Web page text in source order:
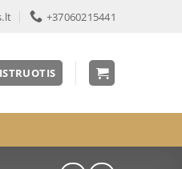
+37060215441